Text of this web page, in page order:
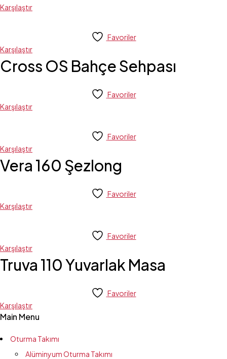
Karşılaştır
Favoriler
Karşılaştır
Cross OS Bahçe Sehpası
Favoriler
Karşılaştır
Favoriler
Karşılaştır
Vera 160 Şezlong
Favoriler
Karşılaştır
Favoriler
Karşılaştır
Truva 110 Yuvarlak Masa
Favoriler
Karşılaştır
Main Menu
Oturma Takımı
Alüminyum Oturma Takımı